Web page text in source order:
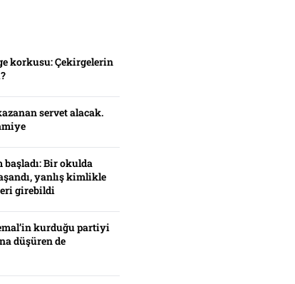
korkusu: Çekirgelerin
servet alacak.
başladı: Bir okulda
yanlış kimlikle
girebildi
kurduğu partiyi
düşüren de